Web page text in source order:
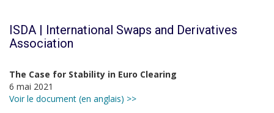
ISDA | International Swaps and Derivatives
Association
The Case for Stability in Euro Clearing
6 mai 2021
Voir le document (en anglais) >>